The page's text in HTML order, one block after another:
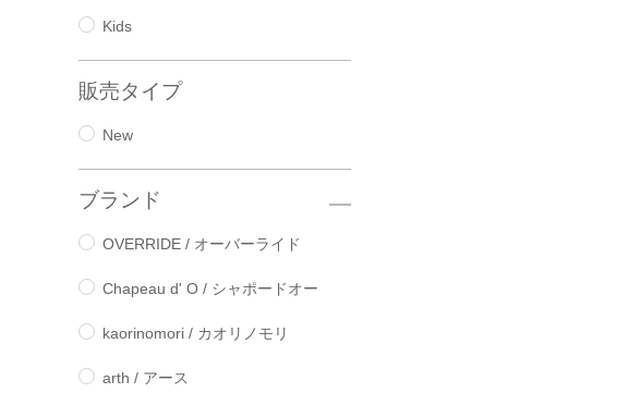
Kids
販売タイプ
New
ブランド
OVERRIDE / オーバーライド
Chapeau d' O / シャポードオー
kaorinomori / カオリノモリ
arth / アース